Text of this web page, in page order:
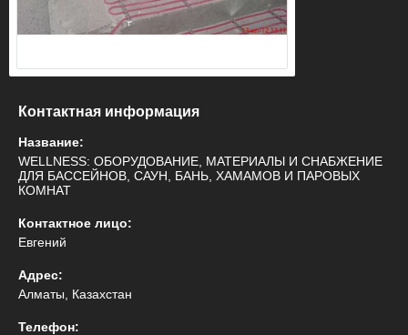
Контактная информация
Название:
WELLNESS: ОБОРУДОВАНИЕ, МАТЕРИАЛЫ И СНАБЖЕНИЕ
ДЛЯ БАССЕЙНОВ, САУН, БАНЬ, ХАМАМОВ И ПАРОВЫХ
КОМНАТ
Контактное лицо:
Евгений
Адрес:
Алматы, Казахстан
Телефон: